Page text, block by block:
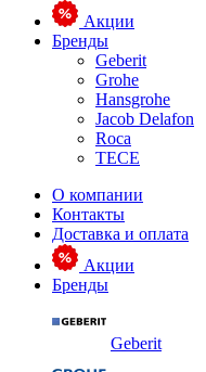
Акции
Бренды
Geberit
Grohe
Hansgrohe
Jacob Delafon
Roca
TECE
О компании
Контакты
Доставка и оплата
Акции
Бренды
Geberit